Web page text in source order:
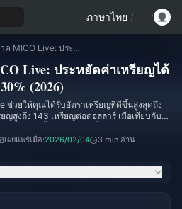
ภาษาไทย /
คู่มือเปลี่ยนภูมิภาค MICO Live: ประหยัดค่าเหรียญได้ถึง 30% (2026)
Live: ประหยัดค่าเหรียญได้
(2026)
ช่วยให้คุณได้รับอัตราเหรียญที่ดีขึ้นสูงสุดถึง
ญสูงถึง 143 เหรียญต่อดอลลาร์ เมื่อเทียบกับ
รยืนยันตัวตน โปรโตคอลความปลอดภัย และ
เผยแพร่เมื่อ:2026/02/04 3 min อ่าน